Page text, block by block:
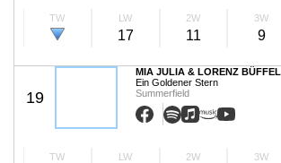
TW LW
17
2W
11
3W
9
19
MIA JULIA & LORENZ BÜFFEL
Ein Goldener Stern
Summerfield
TW LW 2W 3W